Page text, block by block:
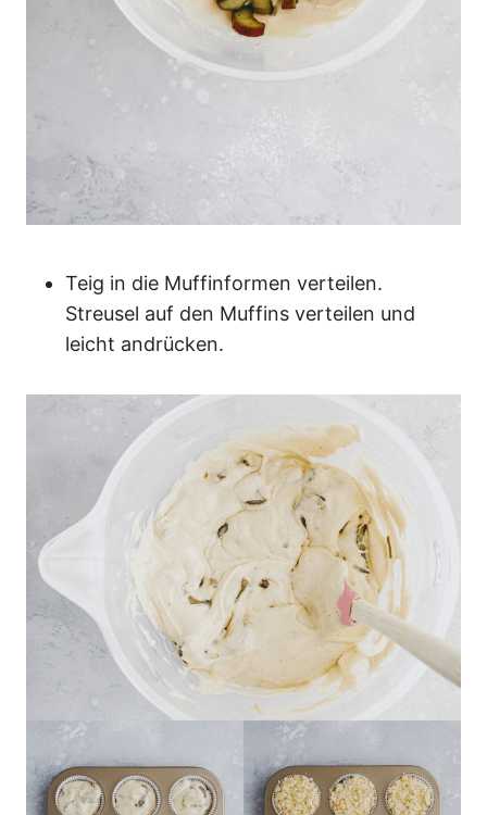
Teig in die Muffinformen verteilen.
Streusel auf den Muffins verteilen und
leicht andrücken.